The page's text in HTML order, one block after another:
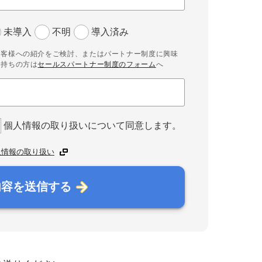
未導入 不明 導入済み
様への紹介をご検討、またはパートナー制度に興味
ちの方はセールスパートナー制度のフォームへ
個人情報の取り扱いについて同意します。
報の取り扱い
を送信する